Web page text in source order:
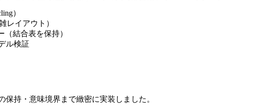
）
レイアウト）
結合表を保持）
ル検証
持・意味境界まで緻密に実装しました。